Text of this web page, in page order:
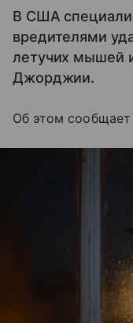
В США
вредителями
летучих мышей
Джорджии.
Об этом сообщает